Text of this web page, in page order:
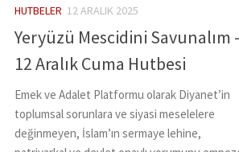
HUTBELER 12 ARALIK 2025
Yeryüzü Mescidini Savunalım
12 Aralık Cuma Hutbesi
Emek ve Adalet Platformu olarak Diyanet’in
toplumsal sorunlara ve siyasi meselelere
değinmeyen, İslam’ın sermaye lehine,